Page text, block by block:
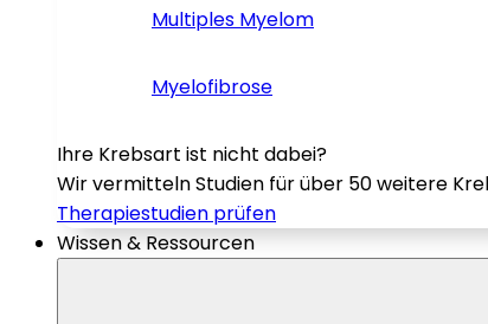
Multiples Myelom
Myelofibrose
Ihre Krebsart ist nicht dabei?
Wir vermitteln Studien für über 50 weitere
Therapiestudien prüfen
Wissen & Ressourcen